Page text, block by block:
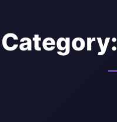
Category: